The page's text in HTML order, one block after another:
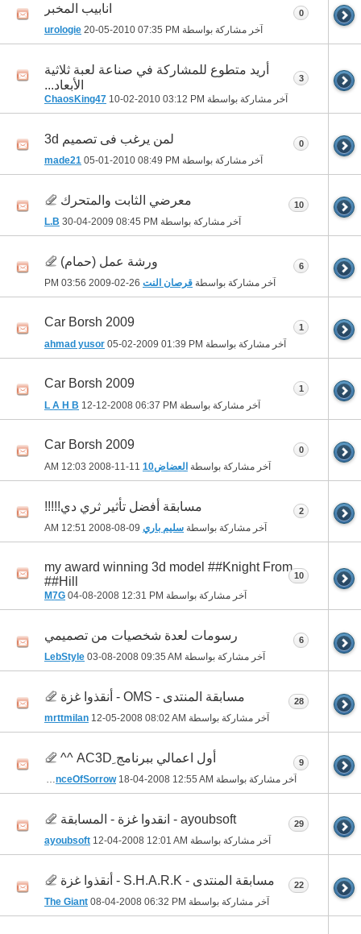
انابيب المخبر
آخر مشاركة بواسطة urologie 20-05-2010 07:35 PM
0
أريد متطوع للمشاركة في صناعة لعبة ثلاثية
الأبعاد...
آخر مشاركة بواسطة ChaosKing47 10-02-2010 03:12 PM
3
لمن يرغب فى تصميم 3d
آخر مشاركة بواسطة made21 05-01-2010 08:49 PM
0
معرضي الثابت والمتحرك
آخر مشاركة بواسطة L.B 30-04-2009 08:45 PM
10
ورشة عمل (حمام)
آخر مشاركة بواسطة قرصان النت 03:56 PM
6
Car Borsh 2009
آخر مشاركة بواسطة ahmad yusor 05-02-2009 01:39 PM
1
Car Borsh 2009
آخر مشاركة بواسطة L A H B 12-12-2008 06:37 PM
1
Car Borsh 2009
آخر مشاركة بواسطة العضاض10 12:03 AM
0
مسابقة أفضل تأثير ثري دي!!!!!
آخر مشاركة بواسطة سليم باري 12:51 AM
2
my award winning 3d model ##Knight From
Hill##
آخر مشاركة بواسطة M7G 04-08-2008 12:31 PM
10
رسومات لعدة شخصيات من تصميمي
آخر مشاركة بواسطة LebStyle 03-08-2008 09:35 AM
6
مسابقة المنتدى - OMS - أنقذوا غزة
آخر مشاركة بواسطة mrttmilan 12-05-2008 08:02 AM
28
أول اعمالي ببرنامج ِAC3D ^^
آخر مشاركة بواسطة PrinceOfSorrow18-04-2008 12:55 AM
9
ayoubsoft - انقدوا غزة - المسابقة
آخر مشاركة بواسطة ayoubsoft 12-04-2008 12:01 AM
29
مسابقة المنتدى - S.H.A.R.K - أنقذوا غزة
آخر مشاركة بواسطة The Giant 08-04-2008 06:32 PM
22